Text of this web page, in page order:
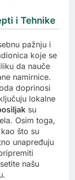
i Tehnike
pažnju i
koje se
da nauče
namirnice.
doprinosi
lokalne
su
Osim toga,
što su
unapređuju
našu